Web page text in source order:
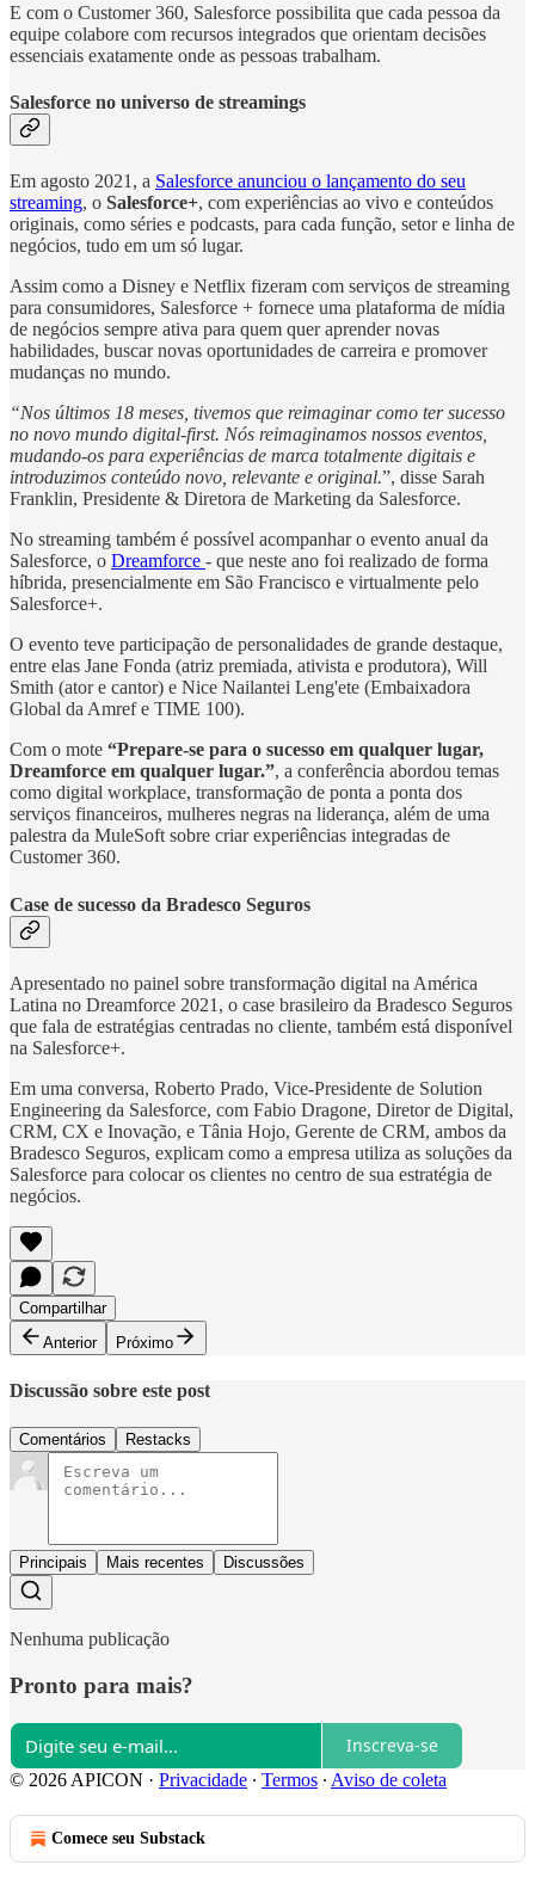
E com o Customer 360, Salesforce possibilita que cada pessoa da
equipe colabore com recursos integrados que orientam decisões
essenciais exatamente onde as pessoas trabalham.
Salesforce no universo de streamings
Em agosto 2021, a Salesforce anunciou o lançamento do seu
streaming, o Salesforce+, com experiências ao vivo e conteúdos
originais, como séries e podcasts, para cada função, setor e linha de
negócios, tudo em um só lugar.
Assim como a Disney e Netflix fizeram com serviços de streaming
para consumidores, Salesforce + fornece uma plataforma de mídia
de negócios sempre ativa para quem quer aprender novas
habilidades, buscar novas oportunidades de carreira e promover
mudanças no mundo.
“Nos últimos 18 meses, tivemos que reimaginar como ter sucesso
no novo mundo digital-first. Nós reimaginamos nossos eventos,
mudando-os para experiências de marca totalmente digitais e
introduzimos conteúdo novo, relevante e original.”, disse Sarah
Franklin, Presidente & Diretora de Marketing da Salesforce.
No streaming também é possível acompanhar o evento anual da
Salesforce, o Dreamforce - que neste ano foi realizado de forma
híbrida, presencialmente em São Francisco e virtualmente pelo
Salesforce+.
O evento teve participação de personalidades de grande destaque,
entre elas Jane Fonda (atriz premiada, ativista e produtora), Will
Smith (ator e cantor) e Nice Nailantei Leng'ete (Embaixadora
Global da Amref e TIME 100).
Com o mote “Prepare-se para o sucesso em qualquer lugar,
Dreamforce em qualquer lugar.”, a conferência abordou temas
como digital workplace, transformação de ponta a ponta dos
serviços financeiros, mulheres negras na liderança, além de uma
palestra da MuleSoft sobre criar experiências integradas de
Customer 360.
Case de sucesso da Bradesco Seguros
Apresentado no painel sobre transformação digital na América
Latina no Dreamforce 2021, o case brasileiro da Bradesco Seguros
que fala de estratégias centradas no cliente, também está disponível
na Salesforce+.
Em uma conversa, Roberto Prado, Vice-Presidente de Solution
Engineering da Salesforce, com Fabio Dragone, Diretor de Digital,
CRM, CX e Inovação, e Tânia Hojo, Gerente de CRM, ambos da
Bradesco Seguros, explicam como a empresa utiliza as soluções da
Salesforce para colocar os clientes no centro de sua estratégia de
negócios.
Compartilhar
Anterior
Próximo
Discussão sobre este post
Comentários Restacks
Principais Mais recentes Discussões
Nenhuma publicação
Pronto para mais?
Inscreva-se
© 2026 APICON · Privacidade ∙ Termos ∙ Aviso de coleta
Comece seu Substack